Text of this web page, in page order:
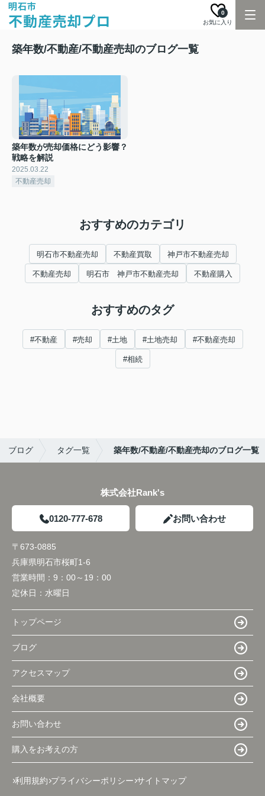
お気に入り
0
築年数/不動産/不動産売却のブログ一覧
築年数が売却価格にどう影響？
戦略を解説
2025.03.22
不動産売却
おすすめのカテゴリ
明石市不動産売却 不動産買取 神戸市不動産売却
不動産売却 明石市 神戸市不動産売却 不動産購入
おすすめのタグ
#不動産 #売却 #土地 #土地売却 #不動産売却
#相続
ブログ タグ一覧 築年数/不動産/不動産売却のブログ一覧
株式会社Rank's
0120-777-678 お問い合わせ
〒673-0885
兵庫県明石市桜町1-6
営業時間： 9：00～19：00
定休日： 水曜日
トップページ
ブログ
アクセスマップ
会社概要
お問い合わせ
購入をお考えの方
利用規約 プライバシーポリシー サイトマップ